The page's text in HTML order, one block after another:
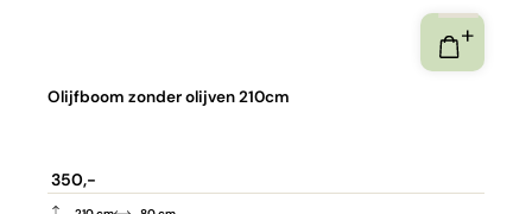
Olijfboom zonder olijven 210cm
350,-